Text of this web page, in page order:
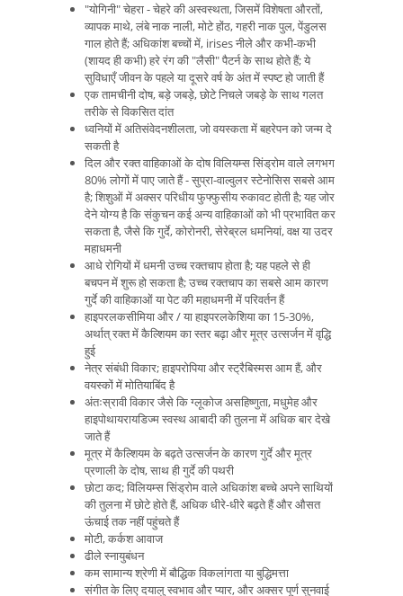
"योगिनी" चेहरा - चेहरे की अस्वस्थता, जिसमें विशेषता औरतों,
व्यापक माथे, लंबे नाक नाली, मोटे होंठ, गहरी नाक पुल, पेंडुलस
गाल होते हैं; अधिकांश बच्चों में, irises नीले और कभी-कभी
(शायद ही कभी) हरे रंग की "लैसी" पैटर्न के साथ होते हैं; ये
सुविधाएँ जीवन के पहले या दूसरे वर्ष के अंत में स्पष्ट हो जाती हैं
एक तामचीनी दोष, बड़े जबड़े, छोटे निचले जबड़े के साथ गलत
तरीके से विकसित दांत
ध्वनियों में अतिसंवेदनशीलता, जो वयस्कता में बहरेपन को जन्म दे
सकती है
दिल और रक्त वाहिकाओं के दोष विलियम्स सिंड्रोम वाले लगभग
80% लोगों में पाए जाते हैं - सुप्रा-वाल्वुलर स्टेनोसिस सबसे आम
है; शिशुओं में अक्सर परिधीय फुफ्फुसीय रुकावट होती है; यह जोर
देने योग्य है कि संकुचन कई अन्य वाहिकाओं को भी प्रभावित कर
सकता है, जैसे कि गुर्दे, कोरोनरी, सेरेब्रल धमनियां, वक्ष या उदर
महाधमनी
आधे रोगियों में धमनी उच्च रक्तचाप होता है; यह पहले से ही
बचपन में शुरू हो सकता है; उच्च रक्तचाप का सबसे आम कारण
गुर्दे की वाहिकाओं या पेट की महाधमनी में परिवर्तन हैं
हाइपरलकसीमिया और / या हाइपरलकेशिया का 15-30%,
अर्थात् रक्त में कैल्शियम का स्तर बढ़ा और मूत्र उत्सर्जन में वृद्धि
हुई
नेत्र संबंधी विकार; हाइपरोपिया और स्ट्रैबिस्मस आम हैं, और
वयस्कों में मोतियाबिंद है
अंतःस्रावी विकार जैसे कि ग्लूकोज असहिष्णुता, मधुमेह और
हाइपोथायरायडिज्म स्वस्थ आबादी की तुलना में अधिक बार देखे
जाते हैं
मूत्र में कैल्शियम के बढ़ते उत्सर्जन के कारण गुर्दे और मूत्र
प्रणाली के दोष, साथ ही गुर्दे की पथरी
छोटा कद; विलियम्स सिंड्रोम वाले अधिकांश बच्चे अपने साथियों
की तुलना में छोटे होते हैं, अधिक धीरे-धीरे बढ़ते हैं और औसत
ऊंचाई तक नहीं पहुंचते हैं
मोटी, कर्कश आवाज
ढीले स्नायुबंधन
कम सामान्य श्रेणी में बौद्धिक विकलांगता या बुद्धिमत्ता
संगीत के लिए दयालु स्वभाव और प्यार, और अक्सर पूर्ण सुनवाई